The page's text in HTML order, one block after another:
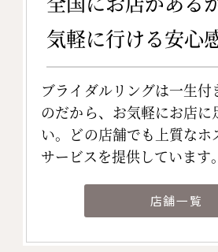
気軽に行ける安心
ブライダルリングは一生付
のだから、お気軽にお店に
い。どの店舗でも上質なホ
サービスを提供しています。
店舗一覧